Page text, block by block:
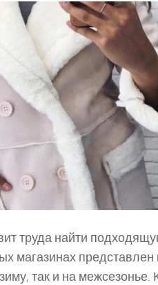
труда найти
магазинах
так и на межсезонье.